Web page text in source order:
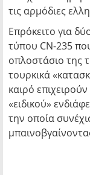
τις αρμόδιες
Επρόκειτο για
τύπου CN-235
οπλοστάσιο της
τουρκικά
καιρό
«ειδικού»
την οποία